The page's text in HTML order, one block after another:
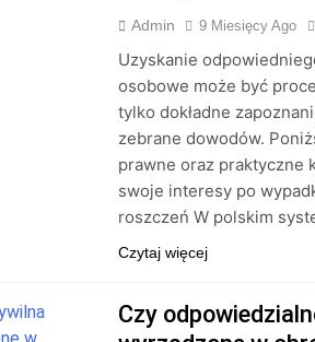
Admin 9 Miesięcy Ago
Uzyskanie
osobowe może być
tylko dokładne
zebrane dowodów.
prawne oraz praktyczne
swoje interesy po
roszczeń W polskim
Czytaj więcej
Czy